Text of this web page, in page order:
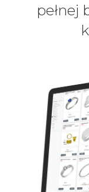
pełnej